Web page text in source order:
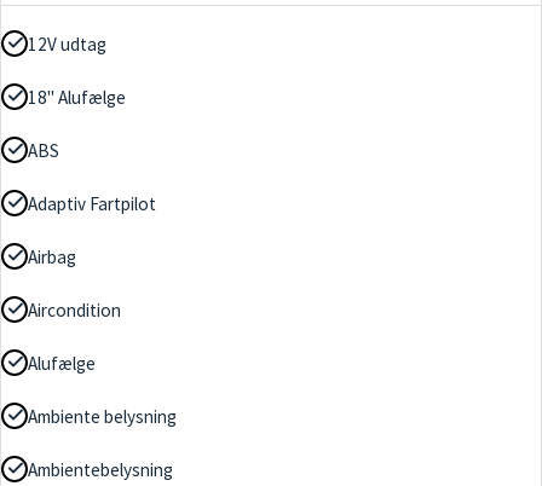
12V udtag
18" Alufælge
ABS
Adaptiv Fartpilot
Airbag
Aircondition
Alufælge
Ambiente belysning
Ambientebelysning